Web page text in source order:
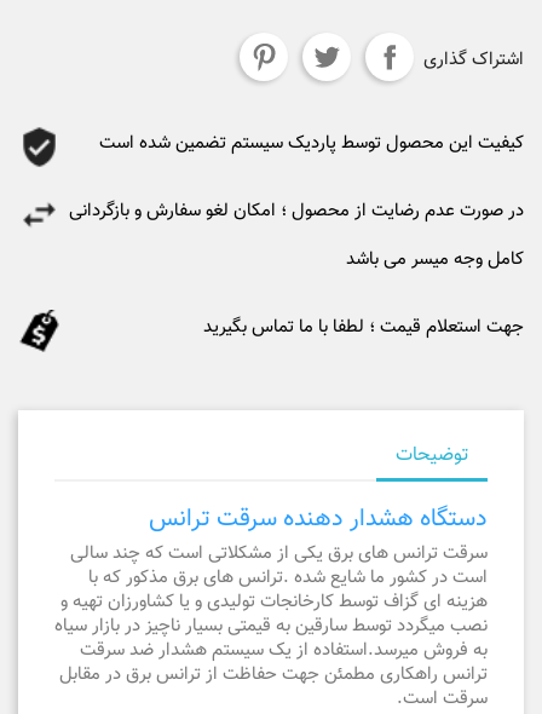
اشتراک گذاری
کیفیت این محصول توسط پاردیک سیستم تضمین شده است
در صورت عدم رضایت از محصول ؛ امکان لغو سفارش و بازگردانی
کامل وجه میسر می باشد
جهت استعلام قیمت ؛ لطفا با ما تماس بگیرید
توضیحات
دستگاه هشدار دهنده سرقت ترانس
سرقت ترانس های برق یکی از مشکلاتی است که چند سالی
است در کشور ما شایع شده .ترانس های برق مذکور که با
هزینه ای گزاف توسط کارخانجات تولیدی و یا کشاورزان تهیه و
نصب میگردد توسط سارقین به قیمتی بسیار ناچیز در بازار سیاه
به فروش میرسد.استفاده از یک سیستم هشدار ضد سرقت
ترانس راهکاری مطمئن جهت حفاظت از ترانس برق در مقابل
سرقت است.